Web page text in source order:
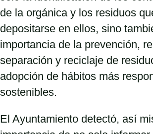
de la orgánica y los residuos
depositarse en ellos, sino
importancia de la prevención,
separación y reciclaje de
adopción de hábitos más
sostenibles.
El Ayuntamiento detectó, así